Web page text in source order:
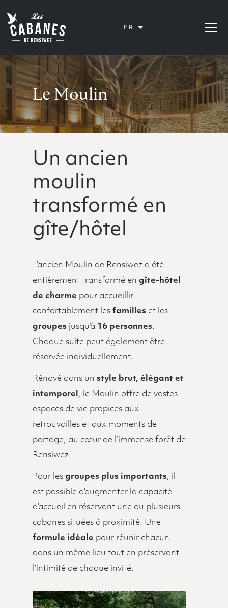
FR Ouvrir
Le Moulin
Un ancien
moulin
transformé en
gîte/hôtel
L’ancien Moulin de Rensiwez a été
entièrement transformé en gîte-hôtel
de charme pour accueillir
confortablement les familleset les
groupesjusqu’à 16 personnes.
Chaque suite peut également être
réservée individuellement.
Rénové dans un style brut, élégant et
intemporel , le Moulin offre de vastes
espaces de vie propices aux
retrouvailles et aux moments de
partage, au cœur de l’immense forêt de
Rensiwez.
Pour lesgroupes plus importants, il
est possible d’augmenter la capacité
d’accueil en réservant une ou plusieurs
cabanes situées à proximité. Une
formule idéale pour réunir chacun
dans un même lieu tout en préservant
l’intimité de chaque invité.